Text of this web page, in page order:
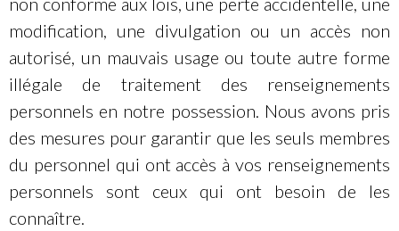
modification, une divulgation ou un accès non
autorisé, un mauvais usage ou toute autre forme
illégale de traitement des renseignements
personnels en notre possession. Nous avons pris
des mesures pour garantir que les seuls membres
du personnel qui ont accès à vos renseignements
personnels sont ceux qui ont besoin de les
connaître.